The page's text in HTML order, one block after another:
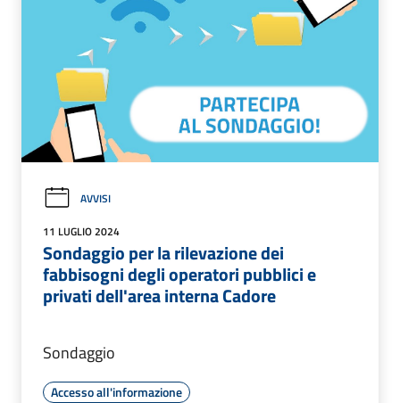
AVVISI
11 LUGLIO 2024
Sondaggio per la rilevazione dei
fabbisogni degli operatori pubblici e
privati dell'area interna Cadore
Sondaggio
Accesso all'informazione